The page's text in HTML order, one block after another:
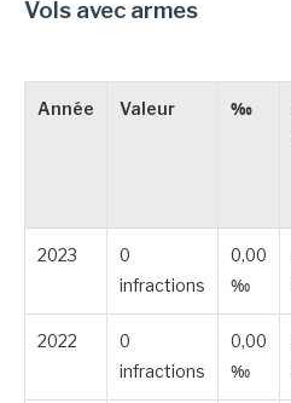
Vols avec armes
Année Valeur ‰
2023
0
infractions
0,00
‰
2022
0
infractions
0,00
‰